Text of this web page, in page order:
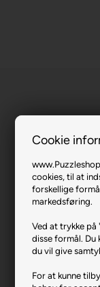
Cookie
cookies, til at
forskellige
markedsføring.
Ved at trykke på
disse formål. Du
du vil give
For at kunne
Varenr.: 0123-
Producent
Antal brikker
Længde i cm (ca.)
Bredde i cm (ca.)